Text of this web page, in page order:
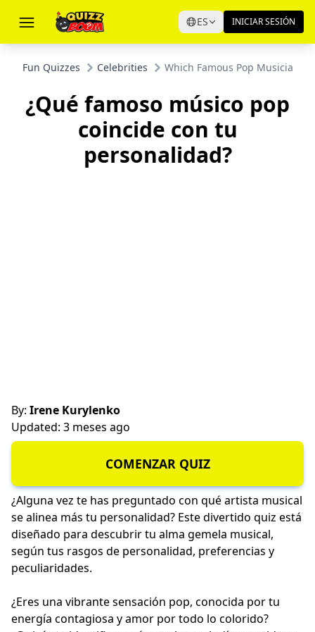
ES INICIAR SESIÓN
Fun Quizzes Celebrities Which Famous Pop Musician
¿Qué famoso músico pop
coincide con tu
personalidad?
By: Irene Kurylenko
Updated: 3 meses ago
COMENZAR QUIZ
¿Alguna vez te has preguntado con qué artista musical
se alinea más tu personalidad? Este divertido quiz está
diseñado para descubrir tu alma gemela musical,
según tus rasgos de personalidad, preferencias y
peculiaridades.
¿Eres una vibrante sensación pop, conocida por tu
energía contagiosa y amor por todo lo colorido?